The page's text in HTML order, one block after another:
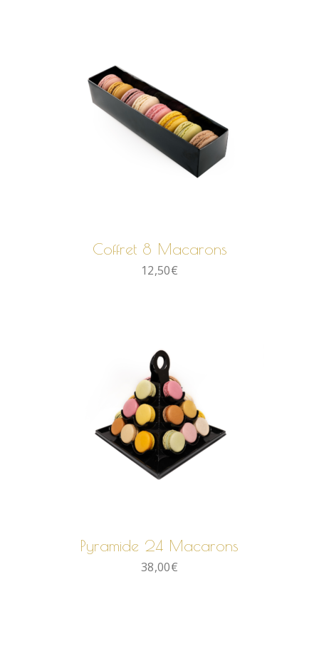
Coffret 8 Macarons
12,50€
Pyramide 24 Macarons
38,00€